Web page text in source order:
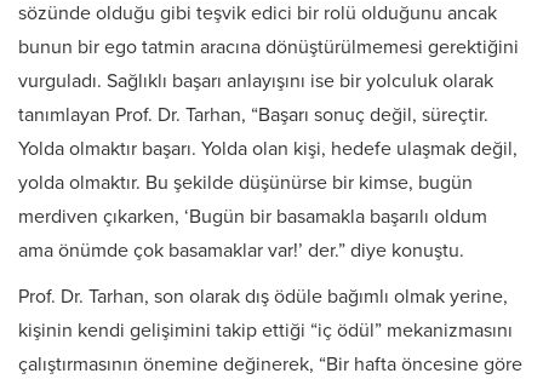
sözünde olduğu gibi teşvik edici bir rolü olduğunu ancak
bunun bir ego tatmin aracına dönüştürülmemesi gerektiğini
vurguladı. Sağlıklı başarı anlayışını ise bir yolculuk olarak
tanımlayan Prof. Dr. Tarhan, “Başarı sonuç değil, süreçtir.
Yolda olmaktır başarı. Yolda olan kişi, hedefe ulaşmak değil,
yolda olmaktır. Bu şekilde düşünürse bir kimse, bugün
merdiven çıkarken, ‘Bugün bir basamakla başarılı oldum
ama önümde çok basamaklar var!’ der.” diye konuştu.
Prof. Dr. Tarhan, son olarak dış ödüle bağımlı olmak yerine,
kişinin kendi gelişimini takip ettiği “iç ödül” mekanizmasını
çalıştırmasının önemine değinerek, “Bir hafta öncesine göre